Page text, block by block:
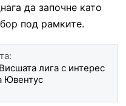
да започне като
под рамките.
лига с интерес
Ювентус